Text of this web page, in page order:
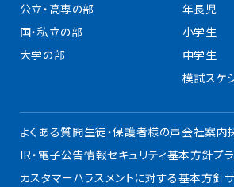
公立・高専の部
国・私立の部
大学の部
年長児
小学生
中学生
模試スケ
よくある質問生徒・保護者様の声会社案内
IR・電子公告情報セキュリティ基本方針プ
カスタマーハラスメントに対する基本方針